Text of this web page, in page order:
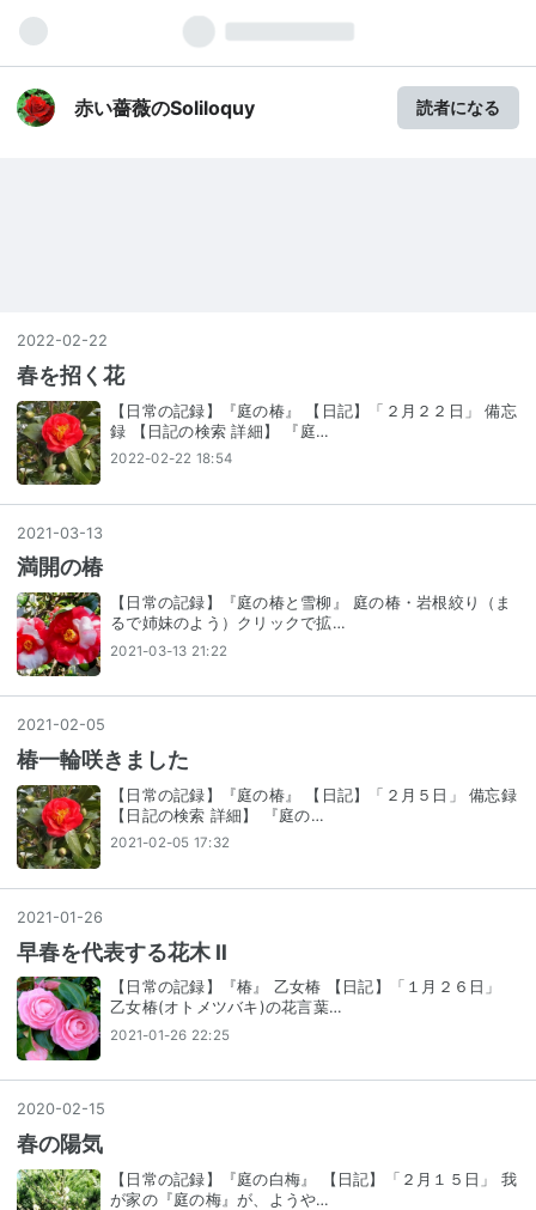
赤い薔薇のSoliloquy 読者になる
2022-02-22
春を招く花
【日常の記録】『庭の椿』 【日記】「２月２２日」 備忘
録 【日記の検索 詳細】 『庭…
2022-02-22 18:54
2021-03-13
満開の椿
【日常の記録】『庭の椿と雪柳』 庭の椿・岩根絞り（ま
るで姉妹のよう）クリックで拡…
2021-03-13 21:22
2021 -02-05
椿一輪咲きました
【日常の記録】『庭の椿』 【日記】「２月５日」 備忘録
【日記の検索 詳細】 『庭の…
2021-02-05 17:32
2021 -01 -26
早春を代表する花木 Ⅱ
【日常の記録】『椿』 乙女椿 【日記】「１月２６日」
乙女椿(オトメツバキ)の花言葉…
2021-01-26 22:25
2020-02-15
春の陽気
【日常の記録】『庭の白梅』 【日記】「２月１５日」 我
が家の『庭の梅』が、ようや…